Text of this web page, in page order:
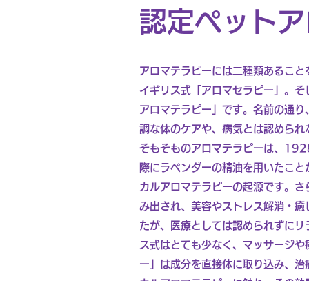
認定ペット
アロマテラピーには二種類あるこ
イギリス式「アロマセラピー」。
アロマテラピー」です。名前の通
調な体のケアや、病気とは認めら
そもそものアロマテラピーは、
際にラベンダーの精油を用いたこ
カルアロマテラピーの起源です。
み出され、美容やストレス解消・
たが、医療としては認められずに
ス式はとても少なく、マッサージ
ー」は成分を直接体に取り込み、